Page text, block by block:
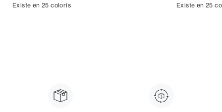
Existe en 25 coloris Existe en 25